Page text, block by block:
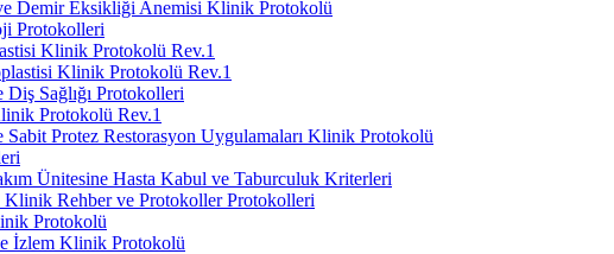
Demir Eksikliği Anemisi Klinik Protokolü
Protokolleri
Klinik Protokolü Rev.1
Klinik Protokolü Rev.1
Sağlığı Protokolleri
Protokolü Rev.1
Protez Restorasyon Uygulamaları Klinik Protokolü
Ünitesine Hasta Kabul ve Taburculuk Kriterleri
Klinik Rehber ve Protokoller Protokolleri
Protokolü
İzlem Klinik Protokolü